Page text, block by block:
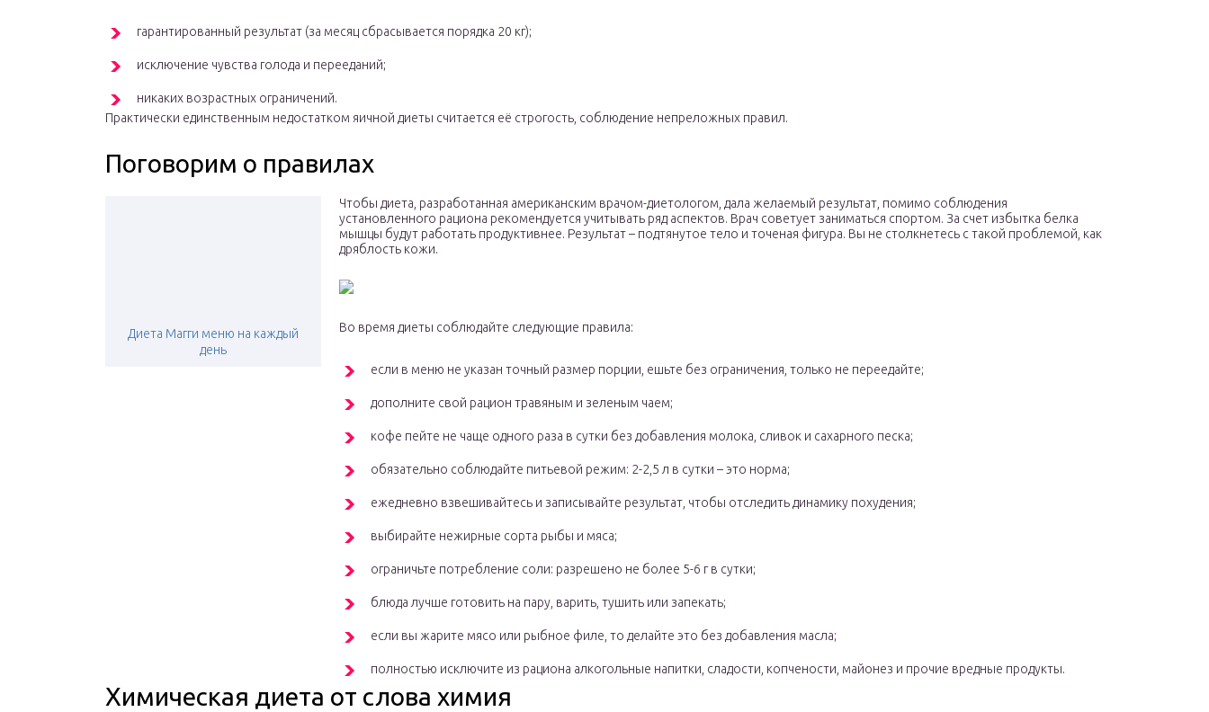
гарантированный результат (за месяц сбрасывается порядка 20 кг);
исключение чувства голода и перееданий;
никаких возрастных ограничений.
Практически единственным недостатком яичной диеты считается её строгость, соблюдение непреложных правил.
Поговорим о правилах
Диета Магги меню на каждый
день
Чтобы диета, разработанная американским врачом-диетологом, дала желаемый результат, помимо соблюдения
установленного рациона рекомендуется учитывать ряд аспектов. Врач советует заниматься спортом. За счет избытка белка
мышцы будут работать продуктивнее. Результат – подтянутое тело и точеная фигура. Вы не столкнетесь с такой проблемой, как
дряблость кожи.
Во время диеты соблюдайте следующие правила:
если в меню не указан точный размер порции, ешьте без ограничения, только не переедайте;
дополните свой рацион травяным и зеленым чаем;
кофе пейте не чаще одного раза в сутки без добавления молока, сливок и сахарного песка;
обязательно соблюдайте питьевой режим: 2-2,5 л в сутки – это норма;
ежедневно взвешивайтесь и записывайте результат, чтобы отследить динамику похудения;
выбирайте нежирные сорта рыбы и мяса;
ограничьте потребление соли: разрешено не более 5-6 г в сутки;
блюда лучше готовить на пару, варить, тушить или запекать;
если вы жарите мясо или рыбное филе, то делайте это без добавления масла;
полностью исключите из рациона алкогольные напитки, сладости, копчености, майонез и прочие вредные продукты.
Химическая диета от слова химия